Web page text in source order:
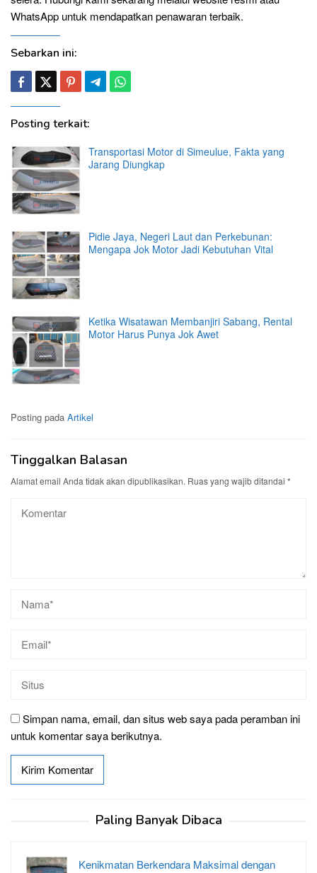
WhatsApp untuk mendapatkan penawaran terbaik.
Sebarkan ini:
Posting terkait:
Transportasi Motor di Simeulue, Fakta yang
Jarang Diungkap
Pidie Jaya, Negeri Laut dan Perkebunan:
Mengapa Jok Motor Jadi Kebutuhan Vital
Ketika Wisatawan Membanjiri Sabang, Rental
Motor Harus Punya Jok Awet
Posting pada Artikel
Tinggalkan Balasan
Alamat email Anda tidak akan dipublikasikan. Ruas yang wajib ditandai *
Simpan nama, email, dan situs web saya pada peramban ini
untuk komentar saya berikutnya.
Paling Banyak Dibaca
Kenikmatan Berkendara Maksimal dengan